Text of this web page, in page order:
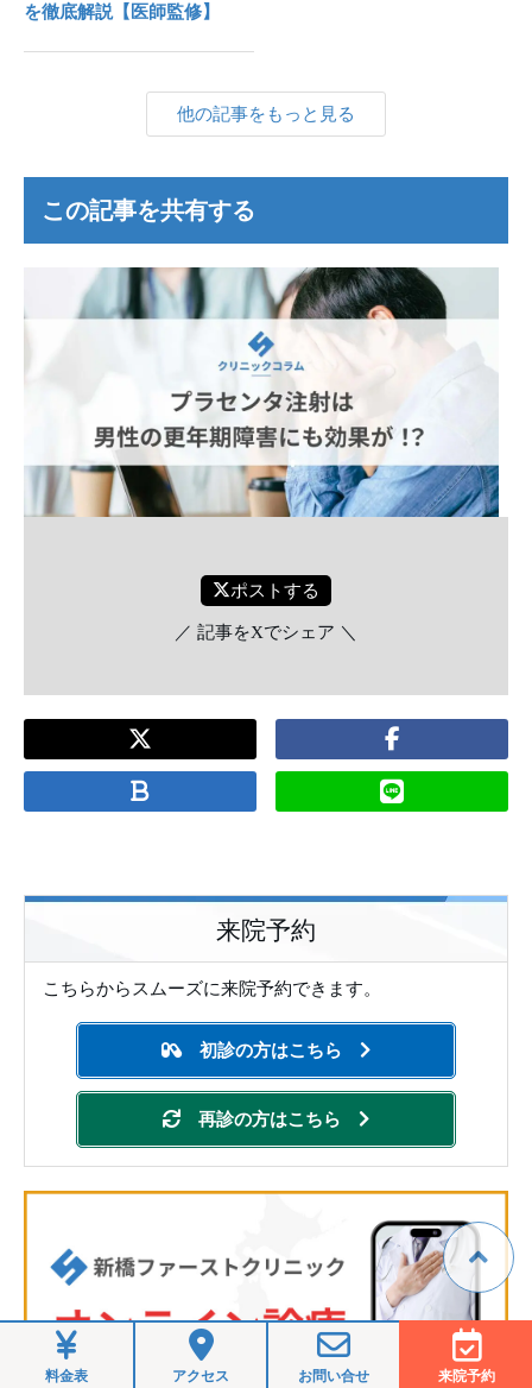
を徹底解説【医師監修】
他の記事をもっと見る
この記事を共有する
ポストする
／ 記事をXでシェア ＼
来院予約
こちらからスムーズに来院予約できます。
初診の方はこちら
再診の方はこちら
料金表 アクセス お問い合せ 来院予約